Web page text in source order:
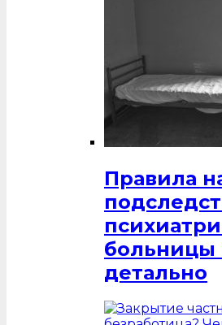
Правила
больницы
детально